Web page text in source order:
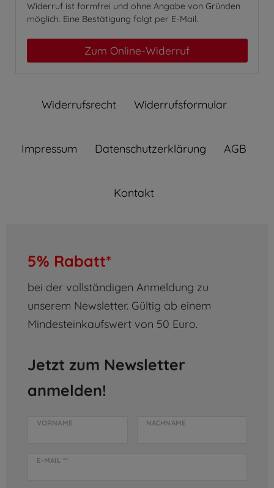
Widerruf ist formfrei und ohne Angabe von Gründen
möglich. Eine Bestätigung folgt per E-Mail.
Zum Online-Widerruf
Widerrufs­recht Widerrufs­formular
Impressum Daten­schutz­erklärung AGB
Kontakt
5% Rabatt*
bei der vollständigen Anmeldung zu
unserem Newsletter. Gültig ab einem
Mindesteinkaufswert von 50 Euro.
Jetzt zum Newsletter
anmelden!
VORNAME NACHNAME
E-MAIL **